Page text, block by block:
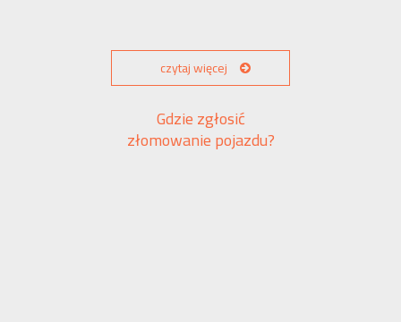
czytaj więcej
Gdzie zgłosić
złomowanie pojazdu?